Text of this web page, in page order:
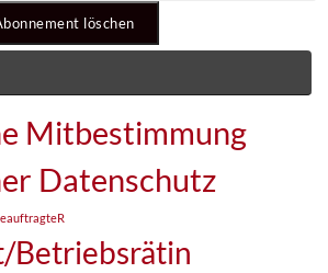
Mitbestimmung
Datenschutz
Betriebsrätin